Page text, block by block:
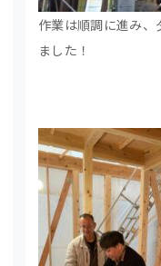
作業は順調に進み、
ました！